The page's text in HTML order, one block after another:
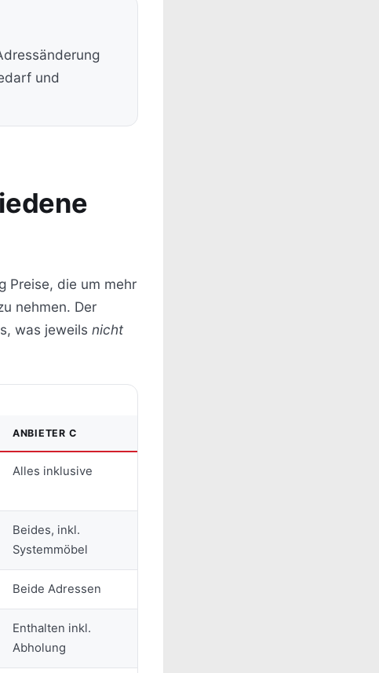
und
Preise, die um mehr
nehmen. Der
was jeweils nicht
ANBIETER C
Alles inklusive
Beides, inkl.
Systemmöbel
Beide Adressen
Enthalten inkl.
Abholung